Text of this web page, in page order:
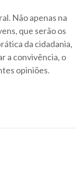
Não apenas na
que serão os
da cidadania,
a convivência, o
opiniões.